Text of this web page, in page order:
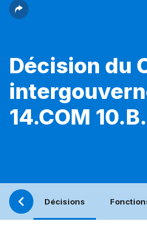
Décision du
14.COM
Décisions